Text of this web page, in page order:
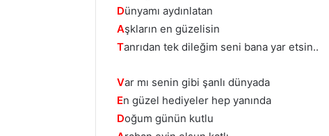
Dünyamı aydınlatan
Aşkların en güzelisin
Tanrıdan tek dileğim seni bana yar etsin..
Var mı senin gibi şanlı dünyada
En güzel hediyeler hep yanında
Doğum günün kutlu